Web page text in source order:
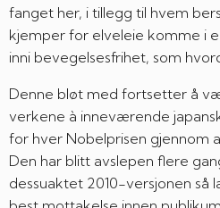
fanget her, i tillegg til hvem
kjemper for elveleie komme i
inni bevegelsesfrihet, som
Denne bløt med fortsetter å
verkene à inneværende
for hver Nobelprisen gjennom
Den har blitt avslepen flere
dessuaktet 2010-versjonen